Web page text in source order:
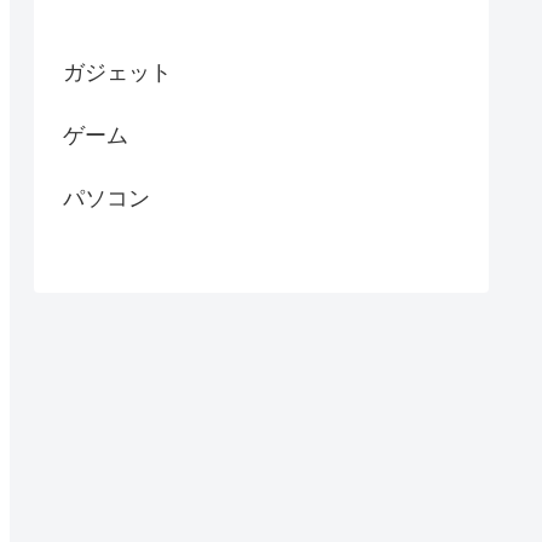
ガジェット
ゲーム
パソコン